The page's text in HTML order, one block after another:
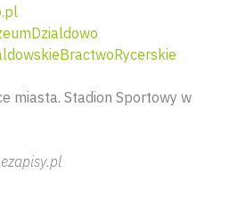
miasta. Stadion Sportowy w